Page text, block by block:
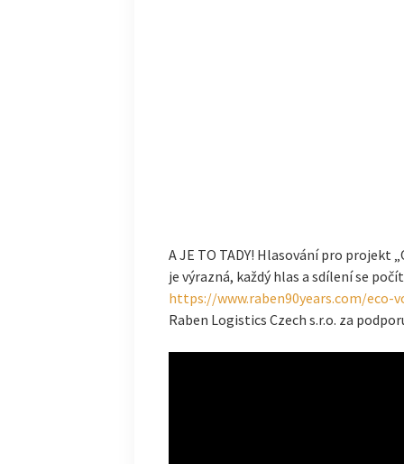
A JE TO TADY! Hlasování pro projekt
je výrazná, každý hlas a sdílení se
https://www.raben90years.com/eco-
Raben Logistics Czech s.r.o. za